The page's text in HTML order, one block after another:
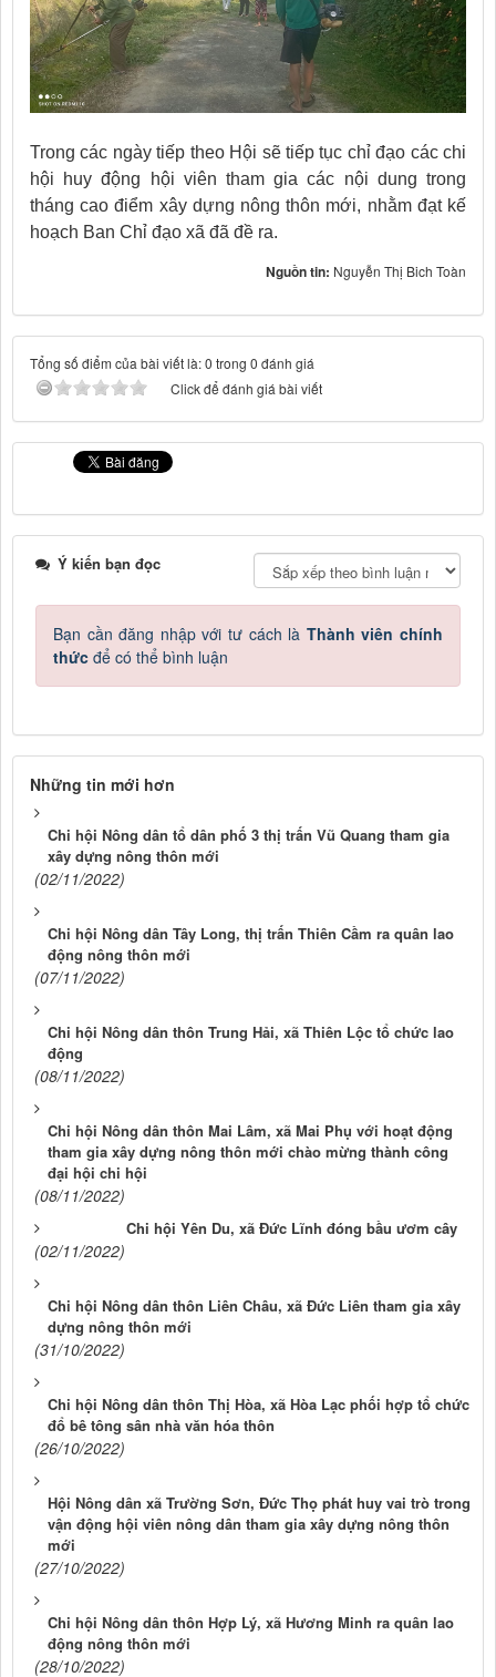
Trong các ngày tiếp theo Hội sẽ tiếp tục chỉ đạo các chi
hội huy động hội viên tham gia các nội dung trong
tháng cao điểm xây dựng nông thôn mới, nhằm đạt kế
hoạch Ban Chỉ đạo xã đã đề ra.
Nguồn tin: Nguyễn Thị Bich Toàn
Tổng số điểm của bài viết là: 0 trong 0 đánh giá
Click để đánh giá bài viết
Ý kiến bạn đọc
Bạn cần đăng nhập với tư cách là Thành viên chính
thức để có thể bình luận
Những tin mới hơn
Chi hội Nông dân tổ dân phố 3 thị trấn Vũ Quang tham gia
xây dựng nông thôn mới
(02/11/2022)
Chi hội Nông dân Tây Long, thị trấn Thiên Cầm ra quân lao
động nông thôn mới
(07/11/2022)
Chi hội Nông dân thôn Trung Hải, xã Thiên Lộc tổ chức lao
động
(08/11/2022)
Chi hội Nông dân thôn Mai Lâm, xã Mai Phụ với hoạt động
tham gia xây dựng nông thôn mới chào mừng thành công
đại hội chi hội
(08/11/2022)
Chi hội Yên Du, xã Đức Lĩnh đóng bầu ươm cây
(02/11/2022)
Chi hội Nông dân thôn Liên Châu, xã Đức Liên tham gia xây
dựng nông thôn mới
(31/10/2022)
Chi hội Nông dân thôn Thị Hòa, xã Hòa Lạc phối hợp tổ chức
đổ bê tông sân nhà văn hóa thôn
(26/10/2022)
Hội Nông dân xã Trường Sơn, Đức Thọ phát huy vai trò trong
vận động hội viên nông dân tham gia xây dựng nông thôn
mới
(27/10/2022)
Chi hội Nông dân thôn Hợp Lý, xã Hương Minh ra quân lao
động nông thôn mới
(28/10/2022)